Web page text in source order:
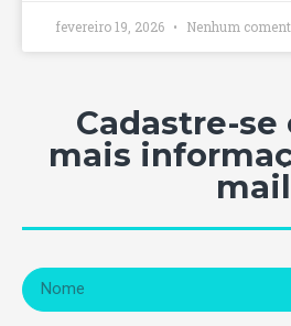
fevereiro 19, 2026 Nenhum
Cadastre-se
mais
mail